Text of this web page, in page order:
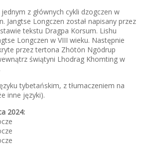
z głównych cykli dzogczen w
Jangtse Longczen został napisany przez
tekstu Dragpa Korsum. Lishu
Longczen w VIII wieku. Następnie
przez tertona Zhötön Ngödrup
świątyni Lhodrag Khomting w
tybetańskim, z tłumaczeniem na
inne języki).
2024: